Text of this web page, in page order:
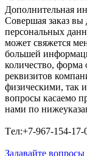
Дополнительная
Совершая заказ вы
персональных
может свяжется
большей
количество, форма
реквизитов
физическими, так
вопросы касаемо
нами по
Tел:+7-967-154-17-
Задавайте